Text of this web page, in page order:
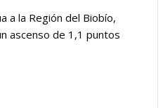
a la Región del Biobío,
ascenso de 1,1 puntos